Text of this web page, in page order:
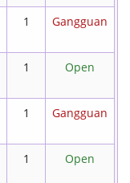
1 Gangguan
1 Open
1 Gangguan
1 Open